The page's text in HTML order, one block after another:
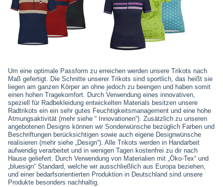
Um eine optimale Passform zu erreichen werden unsere Trikots nach
Maß gefertigt. Die Schnitte unserer Trikots sind sportlich, das heißt sie
liegen am ganzen Körper an ohne jedoch zu beengen und haben somit
einen hohen Tragekomfort. Durch Verwendung eines innovativen,
speziell für Radbekleidung entwickelten Materials besitzen unsere
Radtrikots ein ein sehr gutes Feuchtigkeitsmanagement und eine hohe
Atmungsaktivität (mehr siehe “ Innovationen“). Zusätzlich zu unseren
angebotenen Designs können wir Sonderwünsche bezüglich Farben und
Beschriftungen berücksichtigen sowie auch eigene Designwünsche
realisieren (mehr siehe „Design“). Alle Trikots werden in Handarbeit
aufwendig verarbeitet und in wenigen Tagen kostenfrei zu dir nach
Hause geliefert. Durch Verwendung von Materialien mit „Öko-Tex“ und
„bluesign“ Standard, welche wir ausschließlich aus Europa beziehen,
und einer bedarfsorientierten Produktion in Deutschland sind unsere
Produkte besonders nachhaltig.